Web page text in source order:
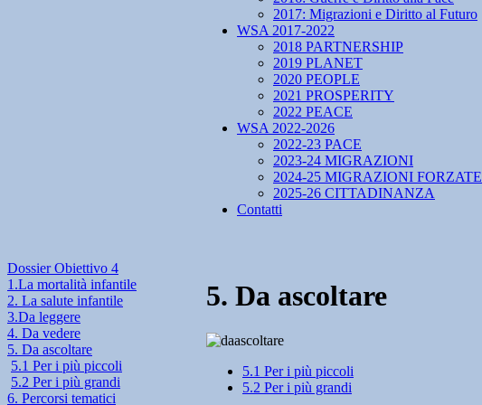
2017: Migrazioni e Diritto al Futuro
WSA 2017-2022
2018 PARTNERSHIP
2019 PLANET
2020 PEOPLE
2021 PROSPERITY
2022 PEACE
WSA 2022-2026
2022-23 PACE
2023-24 MIGRAZIONI
2024-25 MIGRAZIONI FORZATE
2025-26 CITTADINANZA
Contatti
5. Da ascoltare
5.1 Per i più piccoli
5.2 Per i più grandi
Dossier Obiettivo 4
1.La mortalità infantile
2. La salute infantile
3.Da leggere
4. Da vedere
5. Da ascoltare
5.1 Per i più piccoli
5.2 Per i più grandi
6. Percorsi tematici